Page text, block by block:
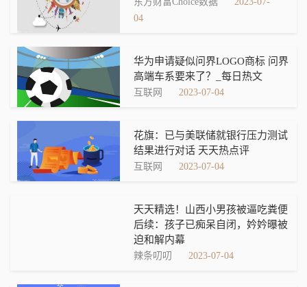
04
华为申请疑似问界LOGO商标 问界
高端车系要来了？_每日热文
互联网 2023-07-04
花旗：已与美联储就银行压力测试
结果进行对话 天天热点评
互联网 2023-07-04
天天精选！山西小男孩被逼吃粪便
后续：孩子已痴呆自闭，妗妗曝被
迫和解内幕
辣条叨叨 2023-07-04